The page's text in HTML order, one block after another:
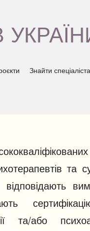
Знайти спеціаліста
та
та/або